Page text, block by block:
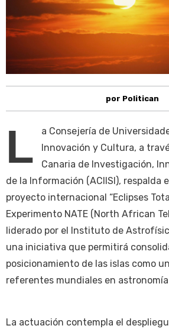
por Politican
L
a Consejería de
Innovación y Cultura, a
Canaria de Investigación,
de la Información (ACIISI), respalda
proyecto internacional “Eclipses
Experimento NATE (North African
liderado por el Instituto de
una iniciativa que permitirá
posicionamiento de las islas como
referentes mundiales en
La actuación contempla el